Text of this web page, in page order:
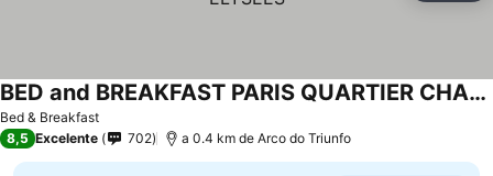
Bed & Breakfast
BED and BREAKFAST PARIS QUARTIER CHAMPS-ÉLYSÉES
8,5 Excelente 702 a 0.4 km de Arco do Triunfo